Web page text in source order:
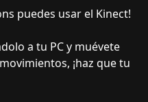
puedes usar el Kinect!
a tu PC y muévete
¡haz que tu